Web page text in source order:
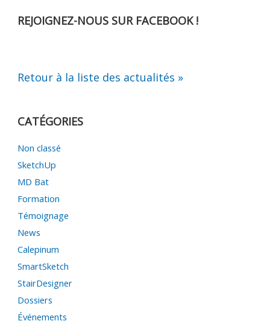
REJOIGNEZ-NOUS SUR FACEBOOK !
Retour à la liste des actualités »
CATÉGORIES
Non classé
SketchUp
MD Bat
Formation
Témoignage
News
Calepinum
SmartSketch
StairDesigner
Dossiers
Événements